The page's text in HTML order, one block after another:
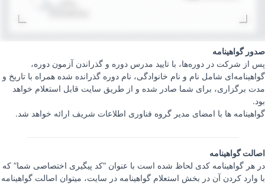
صدور گواهینامه
پس از شرکت در دوره‌ها، با تایید مدرس دوره و گذراندن آزمون دوره،
گواهینامه‌ای شامل نام و نام خانوادگی، نام دوره گذرانده شده همراه با تاریخ و
مدت برگزاری، برای شما صادر شده و از طریق سایت قابل استعلام خواهد
بود.
گواهینامه ها با امضای مدیر گروه فناوری اطلاعات شریف ارائه خواهد شد.
اصالت گواهینامه
در هر گواهینامه کدی لحاظ شده است با عنوان “کد پیگیری اختصاصی شما” که
با وارد کردن آن در بخش استعلام گواهینامه در سایت، میتوان اصالت گواهینامه